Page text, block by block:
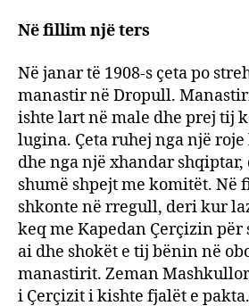
Në fillim një ters
Në janar të 1908-s çeta po
manastir në Dropull.
ishte lart në male dhe prej tij
lugina. Çeta ruhej nga një roje
dhe nga një xhandar shqiptar,
shumë shpejt me komitët. Në
shkonte në rregull, deri kur
keq me Kapedan Çerçizin për
ai dhe shokët e tij bënin në
manastirit. Zeman
i Çerçizit i kishte fjalët e